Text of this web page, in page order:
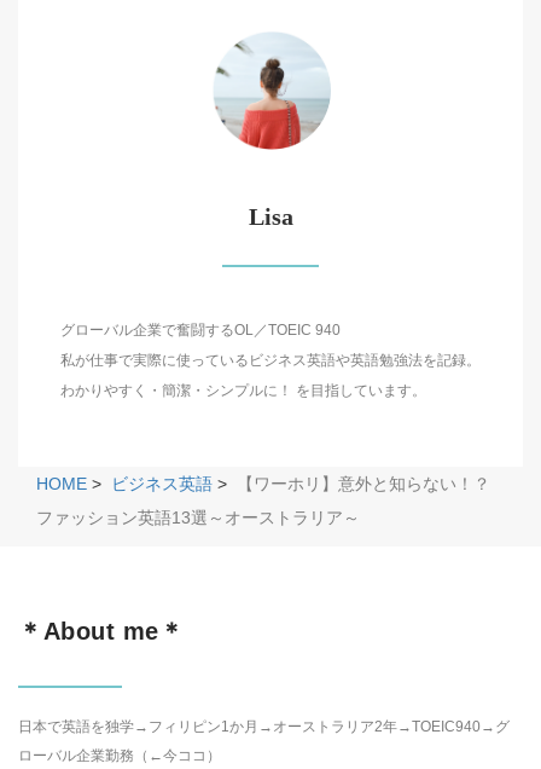
Lisa
グローバル企業で奮闘するOL／TOEIC 940
私が仕事で実際に使っているビジネス英語や英語勉強法を記録。
わかりやすく・簡潔・シンプルに！ を目指しています。
HOME > ビジネス英語 >
【ワーホリ】意外と知らない！？
ファッション英語13選～オーストラリア～
＊About me＊
日本で英語を独学→フィリピン1か月→オーストラリア2年→TOEIC940→グ
ローバル企業勤務（←今ココ）